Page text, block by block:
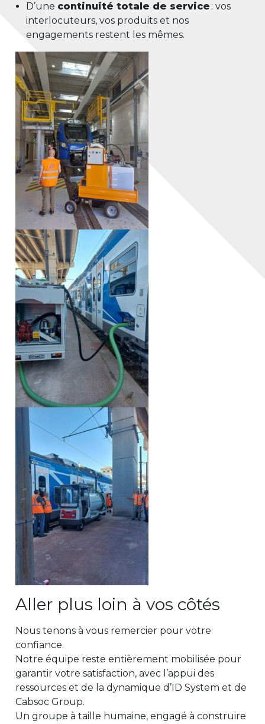
D’une continuité totale de service : vos
interlocuteurs, vos produits et nos
engagements restent les mêmes.
Aller plus loin à vos côtés
Nous tenons à vous remercier pour votre
confiance.
Notre équipe reste entièrement mobilisée pour
garantir votre satisfaction, avec l’appui des
ressources et de la dynamiqued’ID System et de
Cabsoc Group.
Un groupe à taille humaine, engagé à construire